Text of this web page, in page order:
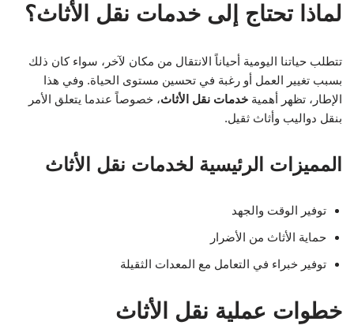
لماذا تحتاج إلى خدمات نقل الأثاث؟
تتطلب حياتنا اليومية أحياناً الانتقال من مكان لآخر، سواء كان ذلك
بسبب تغيير العمل أو رغبة في تحسين مستوى الحياة. وفي هذا
الإطار، تظهر أهمية خدمات نقل الأثاث، خصوصاً عندما يتعلق الأمر
بنقل دواليب وأثاث ثقيل.
المميزات الرئيسية لخدمات نقل الأثاث
توفير الوقت والجهد
حماية الأثاث من الأضرار
توفير خبراء في التعامل مع المعدات الثقيلة
خطوات عملية نقل الأثاث